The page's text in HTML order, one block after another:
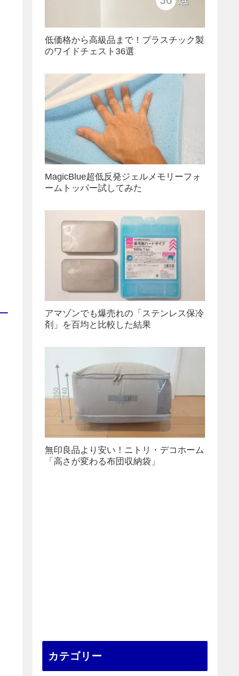
低価格から高級品まで！プラスチック製
のワイドチェスト36選
MagicBlue超低反発ジェルメモリーフォ
ームトッパー試してみた
アマゾンでも爆売れの「ステンレス保冷
剤」を百均と比較した結果
無印良品より安い！ニトリ・デコホーム
「高さが変わる布団収納袋」
カテゴリー